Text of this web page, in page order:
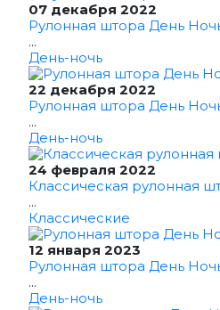
07 декабря 2022
Рулонная штора День
...
День-ночь
22 декабря 2022
Рулонная штора День
...
День-ночь
24 февраля 2022
Классическая рулонная
...
Классические
12 января 2023
Рулонная штора День
...
День-ночь